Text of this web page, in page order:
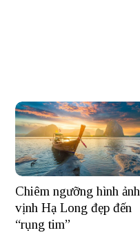
Chiêm ngưỡng hình ảnh
vịnh Hạ Long đẹp đến
“rụng tim”